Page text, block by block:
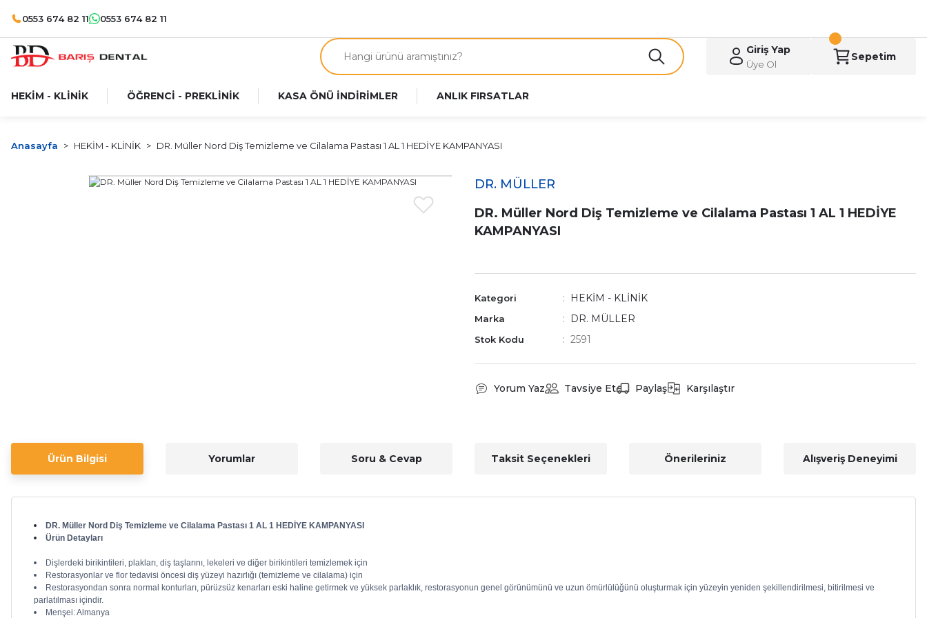
0553 674 82 11 0553 674 82 11
Giriş Yap
Üye Ol
Sepetim
HEKİM - KLİNİK ÖĞRENCİ - PREKLİNİK KASA ÖNÜ İNDİRİMLER ANLIK FIRSATLAR
Anasayfa HEKİM - KLİNİK DR. Müller Nord Diş Temizleme ve Cilalama Pastası 1 AL 1 HEDİYE KAMPANYASI
DR. MÜLLER
DR. Müller Nord Diş Temizleme ve Cilalama Pastası 1 AL 1 HEDİYE
KAMPANYASI
Kategori HEKİM - KLİNİK
Marka DR. MÜLLER
Stok Kodu 2591
Yorum Yaz Tavsiye Et Paylaş Karşılaştır
Ürün Bilgisi Yorumlar Soru & Cevap Taksit Seçenekleri Önerileriniz Alışveriş Deneyimi
DR. Müller Nord Diş Temizleme ve Cilalama Pastası 1 AL 1 HEDİYE KAMPANYASI
Ürün Detayları
Dişlerdeki birikintileri, plakları, diş taşlarını, lekeleri ve diğer birikintileri temizlemek için
Restorasyonlar ve flor tedavisi öncesi diş yüzeyi hazırlığı (temizleme ve cilalama) için
Restorasyondan sonra normal konturları, pürüzsüz kenarları eski haline getirmek ve yüksek parlaklık, restorasyonun genel görünümünü ve uzun ömürlülüğünü oluşturmak için yüzeyin yeniden şekillendirilmesi, bitirilmesi ve
parlatılması içindir.
Menşei: Almanya